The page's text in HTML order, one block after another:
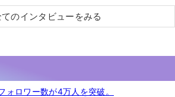
のインタビューをみる
ロワー数が4万人を突破。